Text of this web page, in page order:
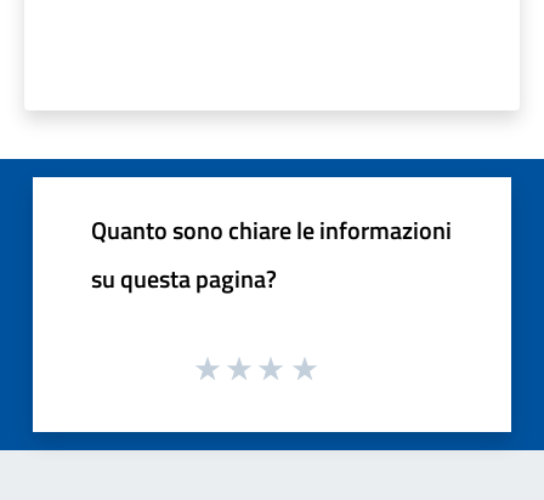
Quanto sono chiare le informazioni
su questa pagina?